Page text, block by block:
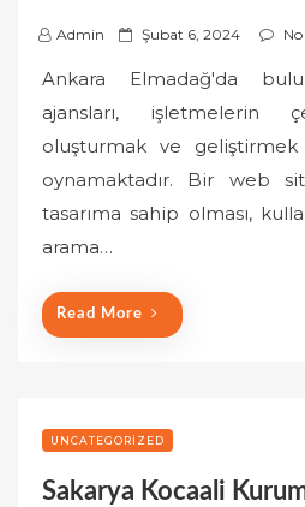
Admin
P
s
e
d
o
Şubat 6, 2024
Ankara Elmadağ'da
ajansları, işletmelerin
oluşturmak ve
oynamaktadır. Bir web
tasarıma sahip olması,
arama…
Read More
UNCATEGORIZED
Sakarya Kocaali